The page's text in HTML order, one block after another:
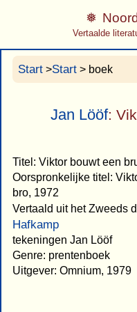
Vertaalde
Start >Start > boek
Jan Lööf:
Titel: Viktor bouwt een
Oorspronkelijke titel:
bro, 1972
Vertaald uit het Zweeds
Hafkamp
tekeningen Jan Lööf
Genre: prentenboek
Uitgever: Omnium, 1979